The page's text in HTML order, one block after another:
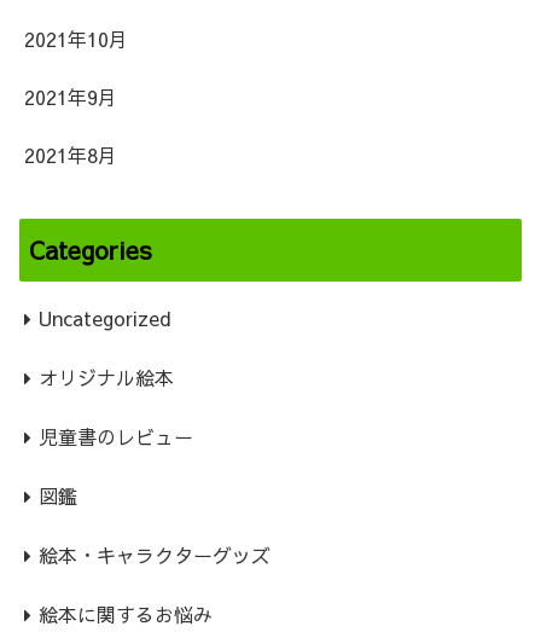
2021年10月
2021年9月
2021年8月
Categories
Uncategorized
オリジナル絵本
児童書のレビュー
図鑑
絵本・キャラクターグッズ
絵本に関するお悩み